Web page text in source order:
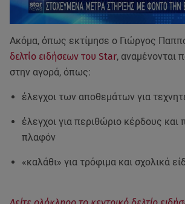
Ακόμα, όπως εκτίμησε ο Γιώργος
δελτίο ειδήσεων του Star, αναμένονται
στην αγορά, όπως:
έλεγχοι των αποθεμάτων για
έλεγχοι για περιθώριο κέρδους και
πλαφόν
«καλάθι» για τρόφιμα και σχολικά